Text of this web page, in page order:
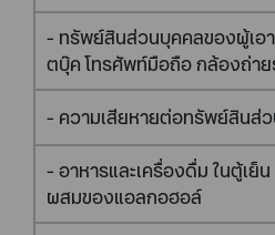
- ทรัพย์สินส่วนบุคคลของผู้เอ
ตบุ๊ค โทรศัพท์มือถือ กล้องถ่า
- ความเสียหายต่อทรัพย์สินส่
- อาหารและเครื่องดื่ม ในตู้เ
ผสมของแอลกอฮอล์